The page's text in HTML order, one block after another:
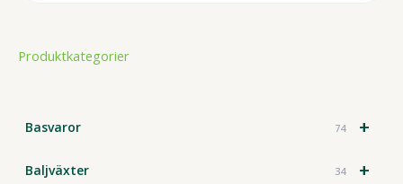
s
c
h
Produktkategorier
+
Basvaror 74
+
Baljväxter 34